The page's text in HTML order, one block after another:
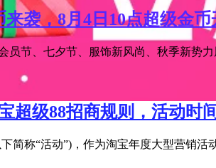
袭，8月4日10点超级金币
员节、七夕节、服饰新风尚、秋季新势
超级88招商规则，活动时
下简称“活动”)，作为淘宝年度大型营销